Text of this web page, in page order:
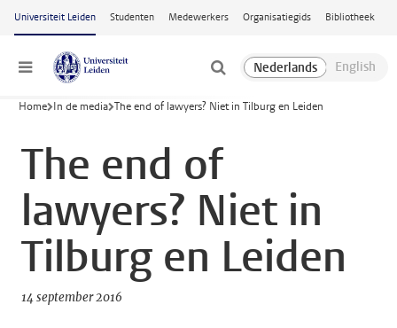
Ga naar hoofdinhoud
Universiteit Leiden Studenten Medewerkers Organisatiegids Bibliotheek
Menu
Home In de media The end of lawyers? Niet in Tilburg en Leiden
The end of
lawyers? Niet in
Tilburg en Leiden
14 september 2016